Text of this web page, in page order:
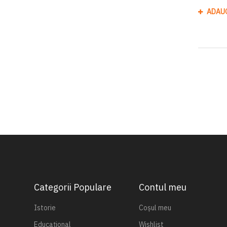
Categorii Populare
Istorie
Educațional
Contul meu
Coșul meu
Wishlist